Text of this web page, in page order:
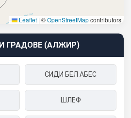
Leaflet | ©OpenStreetMapcontributors
ГРАДОВЕ (АЛЖИР)
СИДИ БЕЛ АБЕС
ШЛЕФ